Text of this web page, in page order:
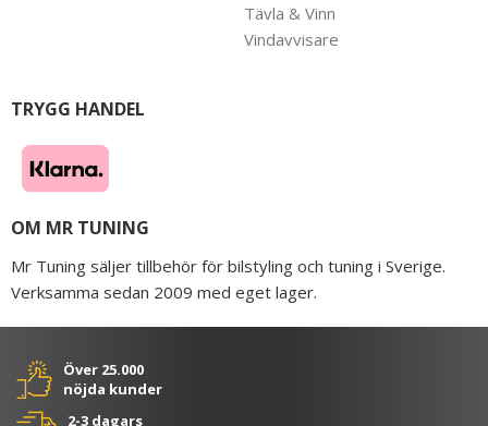
Tävla & Vinn
Vindavvisare
TRYGG HANDEL
OM MR TUNING
Mr Tuning säljer tillbehör för bilstyling och tuning i Sverige.
Verksamma sedan 2009 med eget lager.
Över 25.000
nöjda kunder
2-3 dagars